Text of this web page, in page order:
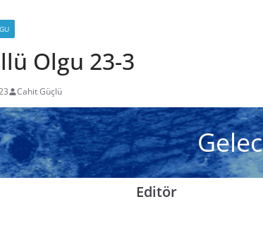
Olgu 23-3
Cahit Güçlü
Editör